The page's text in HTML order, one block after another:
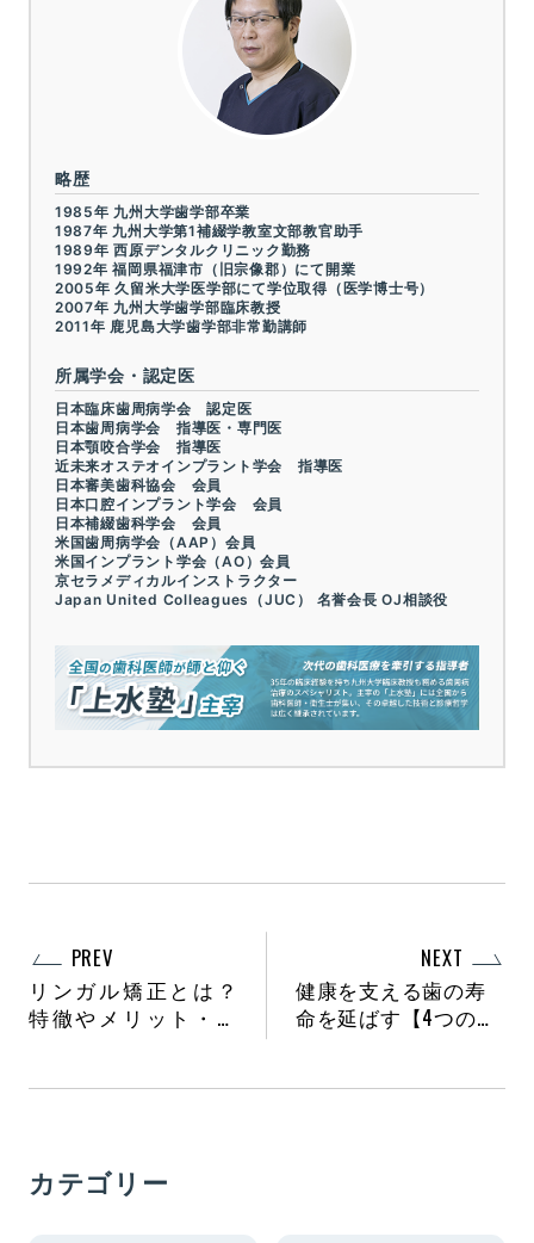
略歴
1985年 九州大学歯学部卒業
1987年 九州大学第1補綴学教室文部教官助手
1989年 西原デンタルクリニック勤務
1992年 福岡県福津市（旧宗像郡）にて開業
2005年 久留米大学医学部にて学位取得（医学博士号）
2007年 九州大学歯学部臨床教授
2011年 鹿児島大学歯学部非常勤講師
所属学会・認定医
日本臨床歯周病学会 認定医
日本歯周病学会 指導医・専門医
日本顎咬合学会 指導医
近未来オステオインプラント学会 指導医
日本審美歯科協会 会員
日本口腔インプラント学会 会員
日本補綴歯科学会 会員
米国歯周病学会（AAP）会員
米国インプラント学会（AO）会員
京セラメディカルインストラクター
Japan United Colleagues（JUC） 名誉会長 OJ相談役
PREV
リンガル矯正とは？
特徹やメリット・デ
NEXT
健康を支える歯の寿
命を延ばす【4つのポ
カテゴリー